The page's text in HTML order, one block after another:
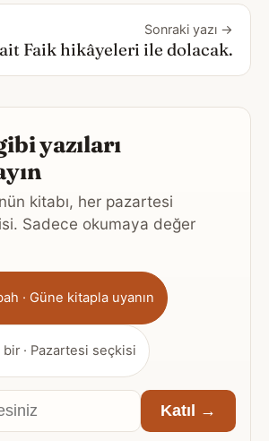
Sonraki yazı →
Faik hikâyeleri ile dolacak.
yazıları
kitabı, her pazartesi
Sadece okumaya değer
· Güne kitapla uyanın
bir · Pazartesi seçkisi
Katıl →